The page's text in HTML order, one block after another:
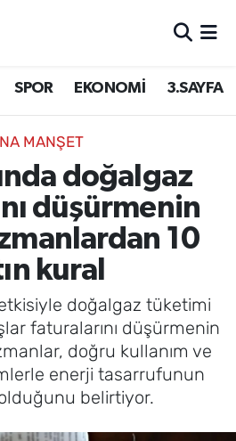
SPOR EKONOMİ 3.SAYFA
MANŞET
doğalgaz
düşürmenin
10
kural
doğalgaz tüketimi
faturalarını düşürmenin
doğru kullanım ve
enerji tasarrufunun
belirtiyor.
Haritası
ve Fikstür